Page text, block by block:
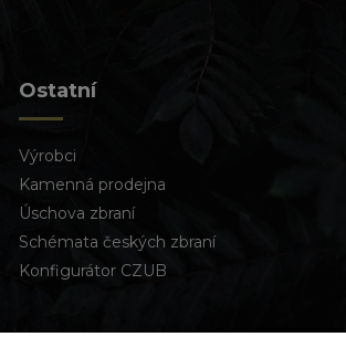
Ostatní
Výrobci
Kamenná prodejna
Úschova zbraní
Schémata českých zbraní
Konfigurátor CZUB